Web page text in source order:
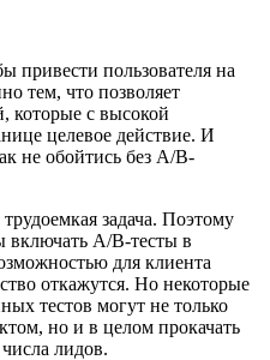
привести пользователя на
тем, что позволяет
которые с высокой
целевое действие. И
не обойтись без A/B-
задача. Поэтому
включать A/B-тесты в
для клиента
откажутся. Но некоторые
тестов могут не только
но и в целом прокачать
лидов.